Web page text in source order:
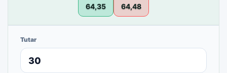
64,35 64,48
Tutar